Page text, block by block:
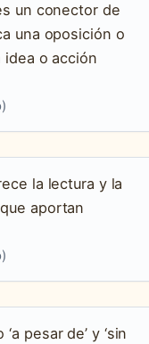
un conector de
una oposición o
o acción
la lectura y la
aportan
pesar de’ y ‘sin